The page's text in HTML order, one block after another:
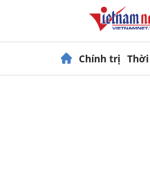
Chính trị